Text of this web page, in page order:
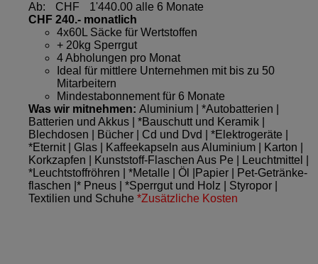
Ab: CHF 1'440.00 alle 6 Monate
CHF 240.- monatlich
4x60L Säcke für Wertstoffen
+ 20kg Sperrgut
4 Abholungen pro Monat
Ideal für mittlere Unternehmen mit bis zu 50
Mitarbeitern
Mindestabonnement für 6 Monate
Was wir mitnehmen: Aluminium | *Autobatterien |
Batterien und Akkus | *Bauschutt und Keramik |
Blechdosen | Bücher | Cd und Dvd | *Elektrogeräte |
*Eternit | Glas | Kaffeekapseln aus Aluminium | Karton |
Korkzapfen | Kunststoff-Flaschen Aus Pe | Leuchtmittel |
*Leuchtstoffröhren | *Metalle | Öl |Papier | Pet-Getränke­
flaschen |* Pneus | *Sperrgut und Holz | Styropor |
Textilien und Schuhe *Zusätzliche Kosten